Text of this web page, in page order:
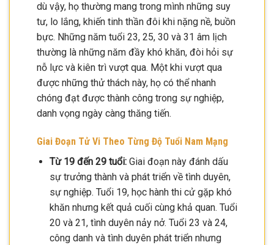
dù vậy, họ thường mang trong mình những suy
tư, lo lắng, khiến tinh thần đôi khi nặng nề, buồn
bực. Những năm tuổi 23, 25, 30 và 31 âm lịch
thường là những năm đầy khó khăn, đòi hỏi sự
nỗ lực và kiên trì vượt qua. Một khi vượt qua
được những thử thách này, họ có thể nhanh
chóng đạt được thành công trong sự nghiệp,
danh vọng ngày càng thăng tiến.
Giai Đoạn Tử Vi Theo Từng Độ Tuổi Nam Mạng
Từ 19 đến 29 tuổi:Giai đoạn này đánh dấu
sự trưởng thành và phát triển về tình duyên,
sự nghiệp. Tuổi 19, học hành thi cử gặp khó
khăn nhưng kết quả cuối cùng khả quan. Tuổi
20 và 21, tình duyên nảy nở. Tuổi 23 và 24,
công danh và tình duyên phát triển nhưng